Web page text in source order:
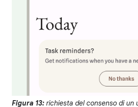
Figura 13: richiesta del consenso di un